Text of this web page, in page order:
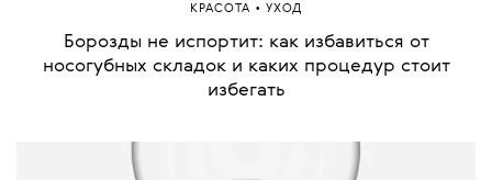
КРАСОТА • УХОД
Борозды не испортит: как избавиться от
носогубных складок и каких процедур стоит
избегать